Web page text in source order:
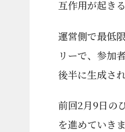
互作用が起き
運営側で最低
リーで、参加
後半に生成さ
前回2月9日の
を進めていきま